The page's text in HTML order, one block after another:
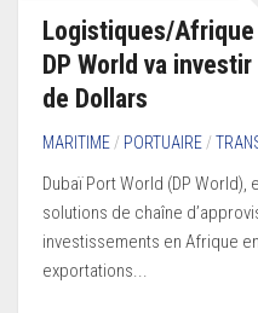
Logistiques/
DP World va
de Dollars
MARITIME / PORTUAIRE /
Dubaï Port World (DP
solutions de chaîne
investissements en Afrique
exportations...